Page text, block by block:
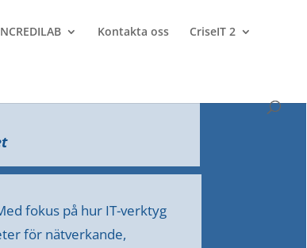
Kontakta oss CriseIT 2
fokus på hur IT-verktyg
för nätverkande,